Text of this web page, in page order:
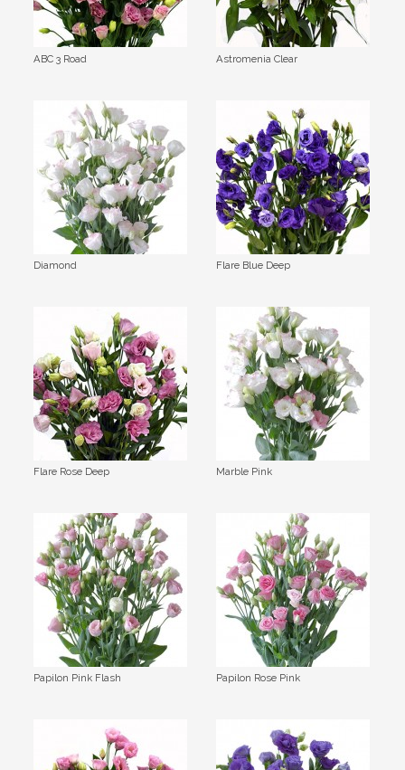
ABC 3 Road Astromenia Clear
Diamond Flare Blue Deep
Flare Rose Deep Marble Pink
Papilon Pink Flash Papilon Rose Pink